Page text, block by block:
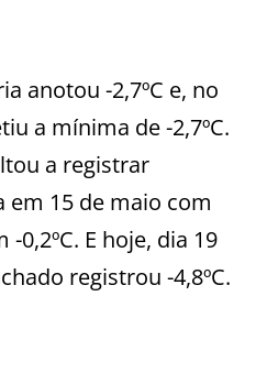
anotou -2,7ºC e, no
a mínima de -2,7ºC.
a registrar
15 de maio com
-0,2ºC. E hoje, dia 19
registrou -4,8ºC.